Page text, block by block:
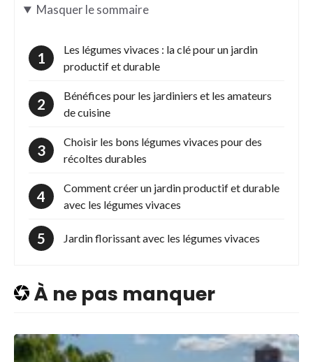
Masquerle sommaire
Les légumes vivaces : la clé pour un jardin
productif et durable
Bénéfices pour les jardiniers et les amateurs
de cuisine
Choisir les bons légumes vivaces pour des
récoltes durables
Comment créer un jardin productif et durable
avec les légumes vivaces
Jardin florissant avec les légumes vivaces
À ne pas manquer